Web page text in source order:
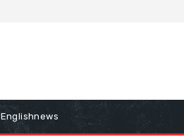
Englishnews